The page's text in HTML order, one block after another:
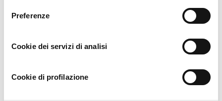
Preferenze
Cookie dei servizi di analisi
Cookie di profilazione
Thanks. I have a question for you.